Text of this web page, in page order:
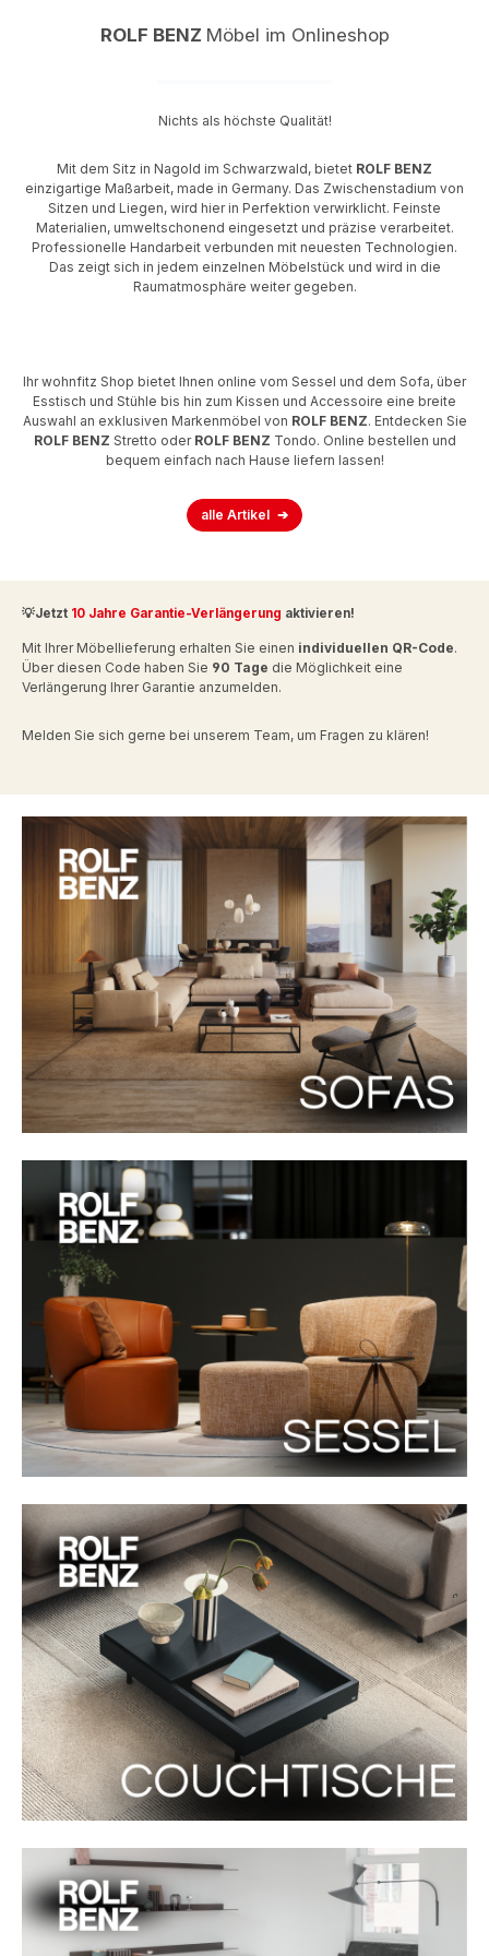
ROLF BENZ Möbel im Onlineshop
Nichts als höchste Qualität!
Mit dem Sitz in Nagold im Schwarzwald, bietet ROLF BENZ
einzigartige Maßarbeit, made in Germany. Das Zwischenstadium von
Sitzen und Liegen, wird hier in Perfektion verwirklicht. Feinste
Materialien, umweltschonend eingesetzt und präzise verarbeitet.
Professionelle Handarbeit verbunden mit neuesten Technologien.
Das zeigt sich in jedem einzelnen Möbelstück und wird in die
Raumatmosphäre weiter gegeben.
Ihr wohnfitz Shop bietet Ihnen online vom Sessel und dem Sofa, über
Esstisch und Stühle bis hin zum Kissen und Accessoire eine breite
Auswahl an exklusiven Markenmöbel von ROLF BENZ. Entdecken Sie
ROLF BENZ Stretto oder ROLF BENZ Tondo. Online bestellen und
bequem einfach nach Hause liefern lassen!
alle Artikel
💡Jetzt 10 Jahre Garantie-Verlängerung aktivieren!
Mit Ihrer Möbellieferung erhalten Sie einen individuellen QR-Code.
Über diesen Code haben Sie 90 Tage die Möglichkeit eine
Verlängerung Ihrer Garantie anzumelden.
Melden Sie sich gerne bei unserem Team, um Fragen zu klären!